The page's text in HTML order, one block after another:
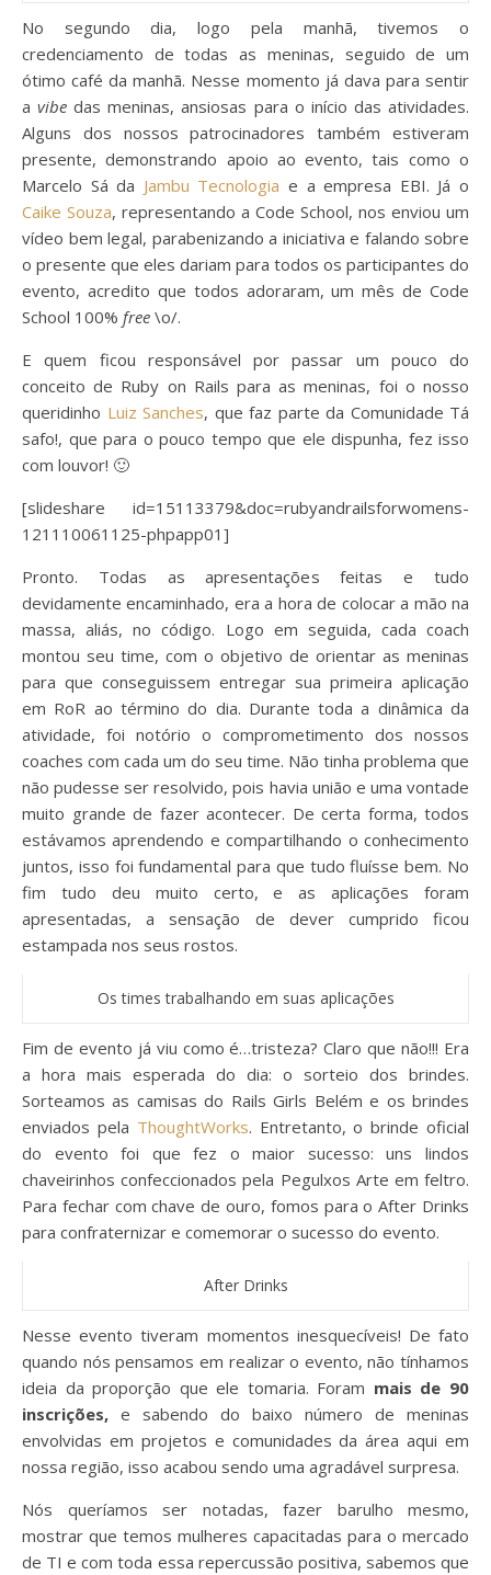
No segundo dia, logo pela manhã, tivemos o
credenciamento de todas as meninas, seguido de um
ótimo café da manhã. Nesse momento já dava para sentir
avibe das meninas, ansiosas para o início das atividades.
Alguns dos nossos patrocinadores também estiveram
presente, demonstrando apoio ao evento, tais como o
Marcelo Sá da Jambu Tecnologia e a empresa EBI. Já o
Caike Souza, representando a Code School, nos enviou um
vídeo bem legal, parabenizando a iniciativa e falando sobre
o presente que eles dariam para todos os participantes do
evento, acredito que todos adoraram, um mês de Code
School 100% free \o/.
E quem ficou responsável por passar um pouco do
conceito de Ruby on Rails para as meninas, foi o nosso
queridinho Luiz Sanches, que faz parte da Comunidade Tá
safo!, que para o pouco tempo que ele dispunha, fez isso
com louvor! 🙂
[slideshare id=15113379&doc=rubyandrailsforwomens-
121110061125-phpapp01]
Pronto. Todas as apresentações feitas e tudo
devidamente encaminhado, era a hora de colocar a mão na
massa, aliás, no código. Logo em seguida, cada coach
montou seu time, com o objetivo de orientar as meninas
para que conseguissem entregar sua primeira aplicação
em RoR ao término do dia. Durante toda a dinâmica da
atividade, foi notório o comprometimento dos nossos
coaches com cada um do seu time. Não tinha problema que
não pudesse ser resolvido, pois havia união e uma vontade
muito grande de fazer acontecer. De certa forma, todos
estávamos aprendendo e compartilhando o conhecimento
juntos, isso foi fundamental para que tudo fluísse bem. No
fim tudo deu muito certo, e as aplicações foram
apresentadas, a sensação de dever cumprido ficou
estampada nos seus rostos.
Os times trabalhando em suas aplicações
Fim de evento já viu como é…tristeza? Claro que não!!! Era
a hora mais esperada do dia: o sorteio dos brindes.
Sorteamos as camisas do Rails Girls Belém e os brindes
enviados pela ThoughtWorks. Entretanto, o brinde oficial
do evento foi que fez o maior sucesso: uns lindos
chaveirinhos confeccionados pela Pegulxos Arte em feltro.
Para fechar com chave de ouro, fomos para o After Drinks
para confraternizar e comemorar o sucesso do evento.
After Drinks
Nesse evento tiveram momentos inesquecíveis! De fato
quando nós pensamos em realizar o evento, não tínhamos
ideia da proporção que ele tomaria. Foram mais de 90
inscrições, e sabendo do baixo número de meninas
envolvidas em projetos e comunidades da área aqui em
nossa região, isso acabou sendo uma agradável surpresa.
Nós queríamos ser notadas, fazer barulho mesmo,
mostrar que temos mulheres capacitadas para o mercado
de TI e com toda essa repercussão positiva, sabemos que